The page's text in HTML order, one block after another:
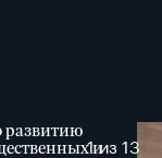
1из 13